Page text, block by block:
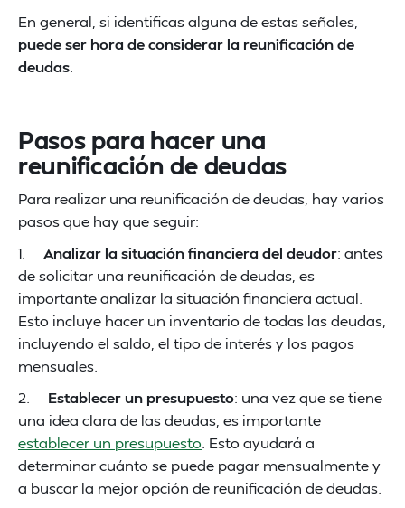
En general, si identificas alguna de estas señales,
puede ser hora de considerar la reunificación de
deudas
Pasos para hacer una
reunificación de deudas
Para realizar una reunificación de deudas, hay varios
pasos que hay que seguir:
1. Analizar la situación financiera del deudor: antes
de solicitar una reunificación de deudas, es
importante analizar la situación financiera actual.
Esto incluye hacer un inventario de todas las deudas,
incluyendo el saldo, el tipo de interés y los pagos
mensuales.
2. Establecer un presupuesto: una vez que se tiene
una idea clara de las deudas, es importante
establecer un presupuesto . Esto ayudará a
determinar cuánto se puede pagar mensualmente y
a buscar la mejor opción de reunificación de deudas.